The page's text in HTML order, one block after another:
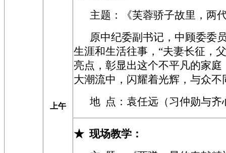
上午
主题：《芙蓉骄子故里，两
原中纪委副书记，中顾委委
生涯和生活往事，“夫妻长征，
亮点，彰显出这个不平凡的家
大潮流中，闪耀着光辉，与众不
地 点：袁任远（习仲勋与齐
★ 现场教学 ：